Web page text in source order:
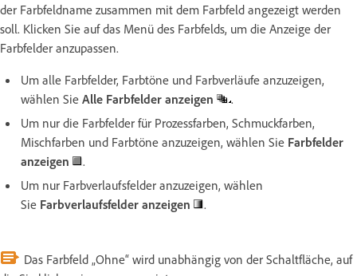
der Farbfeldname zusammen mit dem Farbfeld angezeigt werden
soll. Klicken Sie auf das Menü des Farbfelds, um die Anzeige der
Farbfelder anzupassen.
Um alle Farbfelder, Farbtöne und Farbverläufe anzuzeigen,
wählen Sie Alle Farbfelder anzeigen
.
Um nur die Farbfelder für Prozessfarben, Schmuckfarben,
Mischfarben und Farbtöne anzuzeigen, wählen Sie Farbfelder
anzeigen
.
Um nur Farbverlaufsfelder anzuzeigen, wählen
Sie Farbverlaufsfelder anzeigen .
Das Farbfeld „Ohne“ wird unabhängig von der Schaltfläche, auf